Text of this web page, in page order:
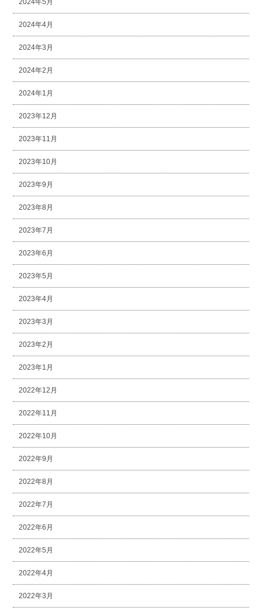
2024年5月
2024年4月
2024年3月
2024年2月
2024年1月
2023年12月
2023年11月
2023年10月
2023年9月
2023年8月
2023年7月
2023年6月
2023年5月
2023年4月
2023年3月
2023年2月
2023年1月
2022年12月
2022年11月
2022年10月
2022年9月
2022年8月
2022年7月
2022年6月
2022年5月
2022年4月
2022年3月